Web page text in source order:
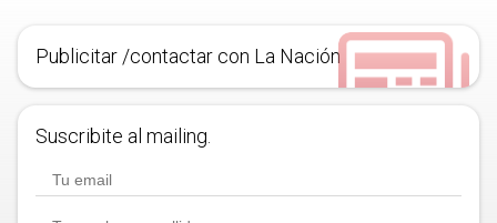
Publicitar /contactar con La Nación
Suscribite al mailing.